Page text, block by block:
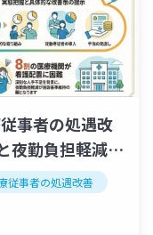
事者の処遇改
夜勤負担軽減の
従事者の処遇改善